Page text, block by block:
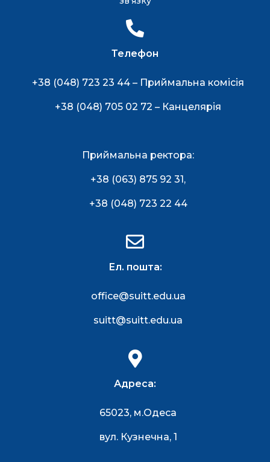
Телефон
+38 (048) 723 23 44 – Приймальна комісія
+38 (048) 705 02 72 – Канцелярія
Приймальна ректора:
+38 (063) 875 92 31,
+38 (048) 723 22 44
Ел. пошта:
office@suitt.edu.ua
suitt@suitt.edu.ua
Адреса:
65023, м.Одеса
вул. Кузнечна, 1